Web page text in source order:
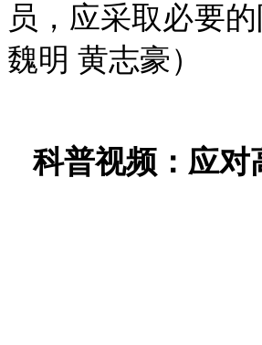
员，应采取必要
魏明 黄志豪）
科普视频：应